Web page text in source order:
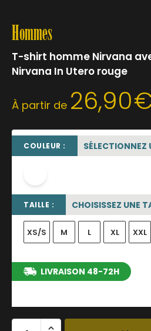
Hommes
T-shirt homme Nirvana
Nirvana In Utero rouge
À partir de 26,90
COULEUR : SÉLECTIONNEZ
TAILLE : CHOISISSEZ UNE
XS/S M L XL XXL
LIVRAISON 48-72H